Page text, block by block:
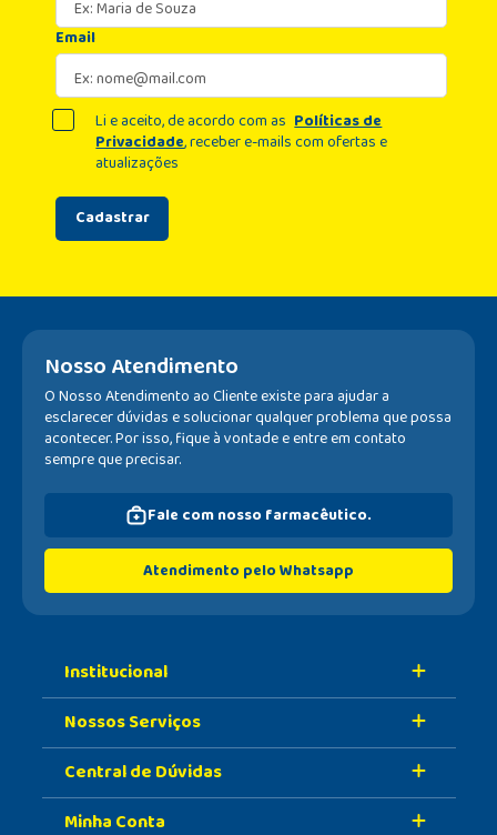
Email
Cadastrar
Li e aceito, de acordo com as Políticas de
Privacidade, receber e-mails com ofertas e
atualizações
Nosso Atendimento
O Nosso Atendimento ao Cliente existe para ajudar a
esclarecer dúvidas e solucionar qualquer problema que possa
acontecer. Por isso, fique à vontade e entre em contato
sempre que precisar.
Fale com nosso farmacêutico.
Atendimento pelo Whatsapp
Institucional
Sobre A Nossa Drogaria
Nossa História
Nossas Lojas
Nossos Serviços
Retire Na Loja
Vacinas
Central de Dúvidas
Formas de Pagamento
Minha Conta